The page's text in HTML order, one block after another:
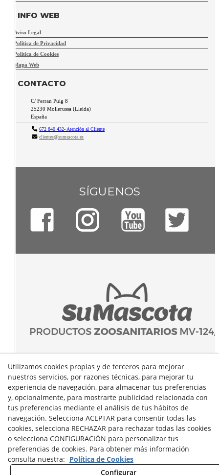
INFO WEB
Aviso Legal
Política de Privacidad
Política de Cookies
Mapa Web
CONTACTO
C/ Ferran Puig 8
25230 Mollerussa (Lleida)
España
672 840 432- Atención al Cliente
clientes@sumascota.es
SÍGUENOS
Utilizamos cookies propias y de terceros para mejorar
nuestros servicios, por razones técnicas, para mejorar tu
experiencia de navegación, para almacenar tus preferencias
y, opcionalmente, para mostrarte publicidad relacionada con
tus preferencias mediante el análisis de tus hábitos de
navegación. Selecciona ACEPTAR para consentir todas las
cookies, selecciona RECHAZAR para rechazar todas las cookies
o selecciona CONFIGURACIÓN para personalizar tus
preferencias de cookies. Para obtener más información
consulta nuestra: Política de Cookies
Configurar